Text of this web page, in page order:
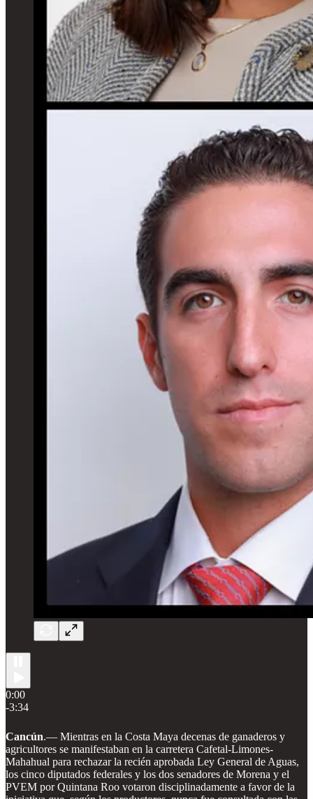
0:00
-3:34
Cancún.— Mientras en la Costa Maya decenas de ganaderos y
agricultores se manifestaban en la carretera Cafetal-Limones-
Mahahual para rechazar la recién aprobada Ley General de Aguas,
los cinco diputados federales y los dos senadores de Morena y el
PVEM por Quintana Roo votaron disciplinadamente a favor de la